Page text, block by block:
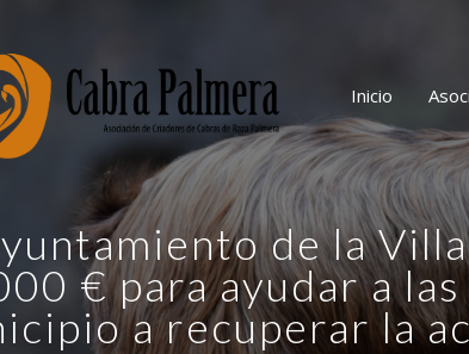
Inicio
de la
€ para ayudar a
a recuperar la